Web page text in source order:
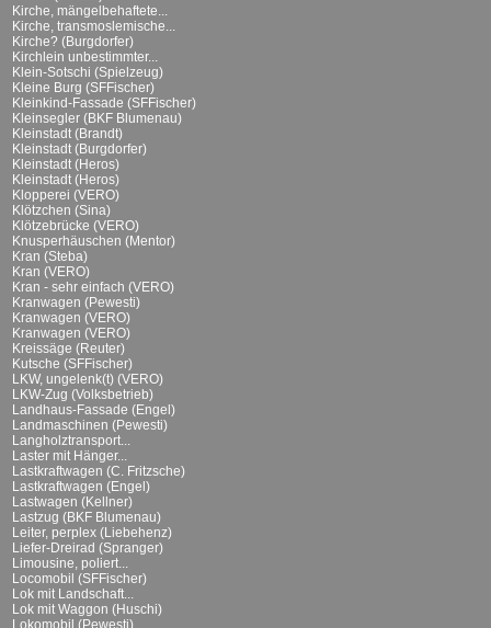
Kirche, mängelbehaftete...
Kirche, transmoslemische...
Kirche? (Burgdorfer)
Kirchlein unbestimmter...
Klein-Sotschi (Spielzeug)
Kleine Burg (SFFischer)
Kleinkind-Fassade (SFFischer)
Kleinsegler (BKF Blumenau)
Kleinstadt (Brandt)
Kleinstadt (Burgdorfer)
Kleinstadt (Heros)
Kleinstadt (Heros)
Klopperei (VERO)
Klötzchen (Sina)
Klötzebrücke (VERO)
Knusperhäuschen (Mentor)
Kran (Steba)
Kran (VERO)
Kran - sehr einfach (VERO)
Kranwagen (Pewesti)
Kranwagen (VERO)
Kranwagen (VERO)
Kreissäge (Reuter)
Kutsche (SFFischer)
LKW, ungelenk(t) (VERO)
LKW-Zug (Volksbetrieb)
Landhaus-Fassade (Engel)
Landmaschinen (Pewesti)
Langholztransport...
Laster mit Hänger...
Lastkraftwagen (C. Fritzsche)
Lastkraftwagen (Engel)
Lastwagen (Kellner)
Lastzug (BKF Blumenau)
Leiter, perplex (Liebehenz)
Liefer-Dreirad (Spranger)
Limousine, poliert...
Locomobil (SFFischer)
Lok mit Landschaft...
Lok mit Waggon (Huschi)
Lokomobil (Pewesti)